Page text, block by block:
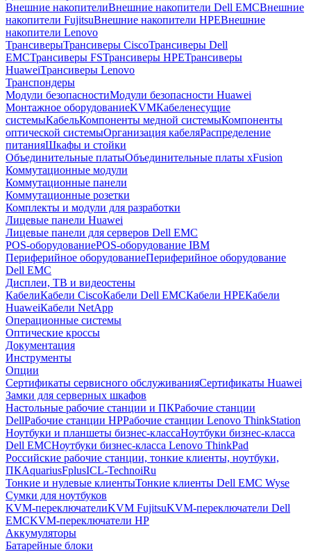
Внешние накопителиВнешние накопители Dell EMCВнешние
накопители FujitsuВнешние накопители HPEВнешние
накопители Lenovo
ТрансиверыТрансиверы CiscoТрансиверы Dell
EMCТрансиверы FSТрансиверы HPEТрансиверы
HuaweiТрансиверы Lenovo
Транспондеры
Модули безопасностиМодули безопасности Huawei
Монтажное оборудованиеKVMКабеленесущие
системыКабельКомпоненты медной системыКомпоненты
оптической системыОрганизация кабеляРаспределение
питанияШкафы и стойки
Объединительные платыОбъединительные платы xFusion
Коммутационные модули
Коммутационные панели
Коммутационные розетки
Комплекты и модули для разработки
Лицевые панели Huawei
Лицевые панели для серверов Dell EMC
POS-оборудованиеPOS-оборудование IBM
Периферийное оборудованиеПериферийное оборудование
Dell EMC
Дисплеи, ТВ и видеостены
КабелиКабели CiscoКабели Dell EMCКабели HPEКабели
HuaweiКабели NetApp
Операционные системы
Оптические кроссы
Документация
Инструменты
Опции
Сертификаты сервисного обслуживанияСертификаты Huawei
Замки для серверных шкафов
Настольные рабочие станции и ПКРабочие станции
DellРабочие станции HPРабочие станции Lenovo ThinkStation
Ноутбуки и планшеты бизнес-классаНоутбуки бизнес-класса
Dell EMCНоутбуки бизнес-класса Lenovo ThinkPad
Российские рабочие станции, тонкие клиенты, ноутбуки,
ПКAquariusFplusICL-TechnoiRu
Тонкие и нулевые клиентыТонкие клиенты Dell EMC Wyse
Сумки для ноутбуков
KVM-переключателиKVM FujitsuKVM-переключатели Dell
EMCKVM-переключатели HP
Аккумуляторы
Батарейные блоки